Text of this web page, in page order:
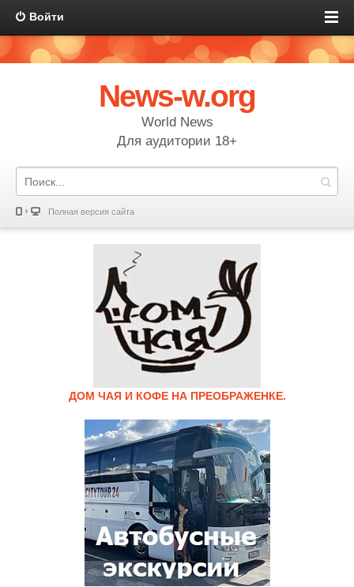
Войти
News-w.org
World News
Для аудитории 18+
Полная версия сайта
ДОМ ЧАЯ И КОФЕ НА ПРЕОБРАЖЕНКЕ.